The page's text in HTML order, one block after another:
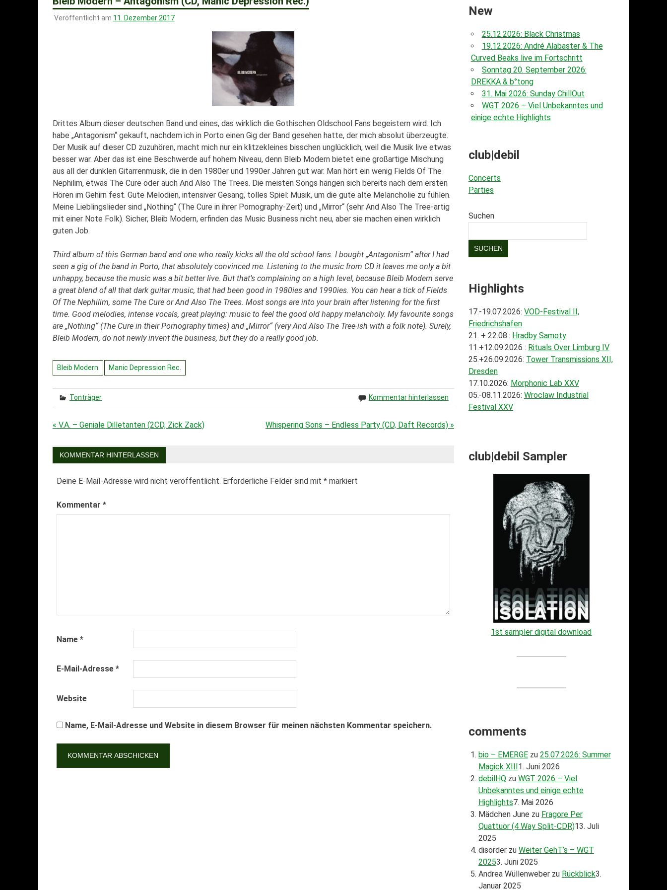
Veröffentlicht am 11. Dezember 2017
Drittes Album dieser deutschen Band und eines, das wirklich die Gothischen Oldschool Fans begeistern wird. Ich
habe „Antagonism“ gekauft, nachdem ich in Porto einen Gig der Band gesehen hatte, der mich absolut überzeugte.
Der Musik auf dieser CD zuzuhören, macht mich nur ein klitzekleines bisschen unglücklich, weil die Musik live etwas
besser war. Aber das ist eine Beschwerde auf hohem Niveau, denn Bleib Modern bietet eine großartige Mischung
aus all der dunklen Gitarrenmusik, die in den 1980er und 1990er Jahren gut war. Man hört ein wenig Fields Of The
Nephilim, etwas The Cure oder auch And Also The Trees. Die meisten Songs hängen sich bereits nach dem ersten
Hören im Gehirn fest. Gute Melodien, intensiver Gesang, tolles Spiel: Musik, um die gute alte Melancholie zu fühlen.
Meine Lieblingslieder sind „Nothing“ (The Cure in ihrer Pornography-Zeit) und „Mirror“ (sehr And Also The Tree-artig
mit einer Note Folk). Sicher, Bleib Modern, erfinden das Music Business nicht neu, aber sie machen einen wirklich
guten Job.
Third album of this German band and one who really kicks all the old school fans. I bought „Antagonism“ after I had
seen a gig of the band in Porto, that absolutely convinced me. Listening to the music from CD it leaves me only a bit
unhappy, because the music was a bit better live. But that’s complaining on a high level, because Bleib Modern serve
a great blend of all that dark guitar music, that had been good in 1980ies and 1990ies. You can hear a tick of Fields
Of The Nephilim, some The Cure or And Also The Trees. Most songs are into your brain after listening for the first
time. Good melodies, intense vocals, great playing: music to feel the good old happy melancholy. My favourite songs
are „Nothing“ (The Cure in their Pornography times) and „Mirror“ (very And Also The Tree-ish with a folk note). Surely,
Bleib Modern, do not newly invent the business, but they do a really good job.
Bleib Modern Manic Depression Rec.
Tonträger Kommentar hinterlassen
« V.A. – Geniale Dilletanten (2CD, Zick Zack) Whispering Sons – Endless Party (CD, Daft Records) »
KOMMENTAR HINTERLASSEN
Deine E-Mail-Adresse wird nicht veröffentlicht. Erforderliche Felder sind mit *markiert
Kommentar *
Name *
E-Mail-Adresse *
Website
Name, E-Mail-Adresse und Website in diesem Browser für meinen nächsten Kommentar speichern.
New
25.12.2026: Black Christmas
19.12.2026: André Alabaster & The
Curved Beaks live im Fortschritt
Sonntag 20. September 2026:
DREKKA & b°tong
31. Mai 2026: Sunday ChillOut
WGT 2026 – Viel Unbekanntes und
einige echte Highlights
club|debil
Concerts
Parties
Suchen
SUCHEN
Highlights
17.-19.07.2026: VOD-Festival II,
Friedrichshafen
21. + 22.08.: Hradby Samoty
11.+12.09.2026 : Rituals Over Limburg IV
25.+26.09.2026: Tower Transmissions XII,
Dresden
17.10.2026: Morphonic Lab XXV
05.-08.11.2026: Wroclaw Industrial
Festival XXV
club|debil Sampler
1st sampler digital download
comments
bio – EMERGEzu 25.07.2026: Summer
Magick XIII1. Juni 2026
debilHQzu WGT 2026 – Viel
Unbekanntes und einige echte
Highlights7. Mai 2026
Mädchen June zu Fragore Per
Quattuor (4 Way Split-CDR)13. Juli
2025
disorderzu Weiter GehT’s – WGT
20253. Juni 2025
Andrea Wüllenweberzu Rückblick3.
Januar 2025